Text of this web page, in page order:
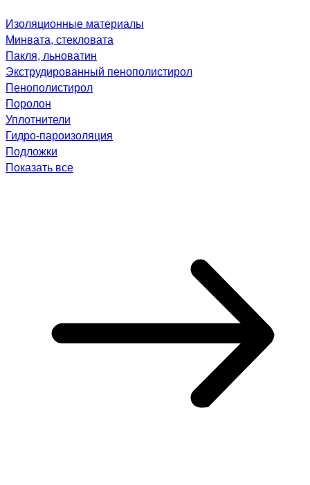
Изоляционные материалы
Минвата, стекловата
Пакля, льноватин
Экструдированный пенополистирол
Пенополистирол
Поролон
Уплотнители
Гидро-пароизоляция
Подложки
Показать все